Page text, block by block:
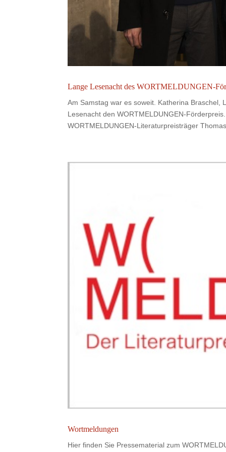
Lange Lesenacht des WORTMELDUNGEN-
Am Samstag war es soweit. Katherina
Lesenacht den WORTMELDUNGEN-
WORTMELDUNGEN-Literaturpreisträger
Wortmeldungen
Hier finden Sie Pressematerial zum